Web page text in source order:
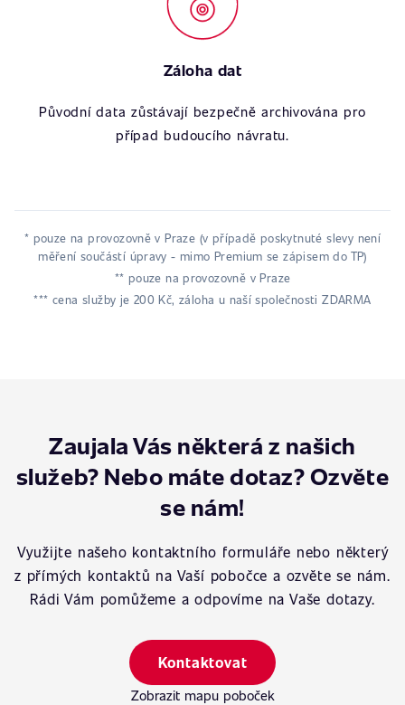
Záloha dat
Původní data zůstávají bezpečně archivována pro
případ budoucího návratu.
* pouze na provozovně v Praze (v případě poskytnuté slevy není
měření součástí úpravy - mimo Premium se zápisem do TP)
** pouze na provozovně v Praze
*** cena služby je 200 Kč, záloha u naší společnosti ZDARMA
Zaujala Vás některá z našich
služeb? Nebo máte dotaz? Ozvěte
se nám!
Využijte našeho kontaktního formuláře nebo některý
z přímých kontaktů na Vaší pobočce a ozvěte se nám.
Rádi Vám pomůžeme a odpovíme na Vaše dotazy.
Kontaktovat
Zobrazit mapu poboček